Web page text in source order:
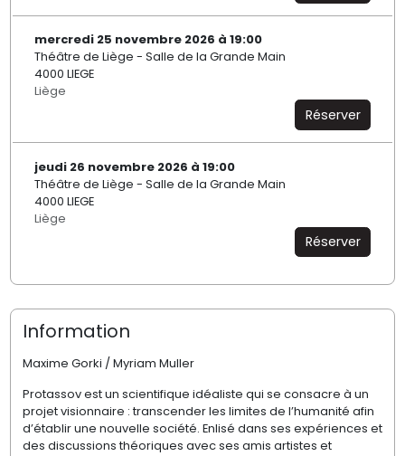
mercredi 25 novembre 2026 à 19:00
Théâtre de Liège - Salle de la Grande Main
4000 LIEGE
Liège
Réserver
jeudi 26 novembre 2026 à 19:00
Théâtre de Liège - Salle de la Grande Main
4000 LIEGE
Liège
Réserver
Information
Maxime Gorki / Myriam Muller
Protassov est un scientifique idéaliste qui se consacre à un
projet visionnaire : transcender les limites de l’humanité afin
d’établir une nouvelle société. Enlisé dans ses expériences et
des discussions théoriques avec ses amis artistes et